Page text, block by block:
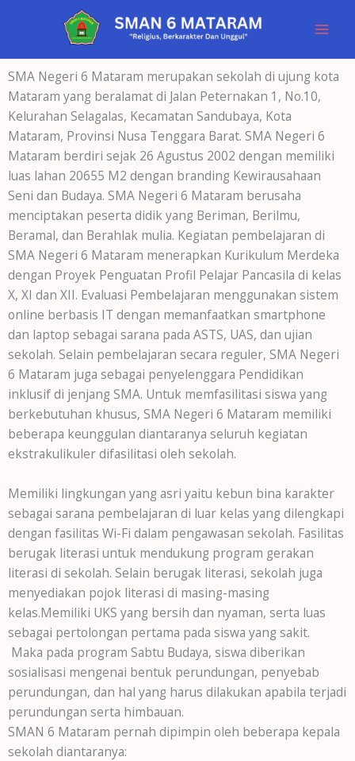
SMA Negeri 6 Mataram merupakan sekolah di ujung kota
Mataram yang beralamat di Jalan Peternakan 1, No.10,
Kelurahan Selagalas, Kecamatan Sandubaya, Kota
Mataram, Provinsi Nusa Tenggara Barat. SMA Negeri 6
Mataram berdiri sejak 26 Agustus 2002 dengan memiliki
luas lahan 20655 M2 dengan branding Kewirausahaan
Seni dan Budaya. SMA Negeri 6 Mataram berusaha
menciptakan peserta didik yang Beriman, Berilmu,
Beramal, dan Berahlak mulia. Kegiatan pembelajaran di
SMA Negeri 6 Mataram menerapkan Kurikulum Merdeka
dengan Proyek Penguatan Profil Pelajar Pancasila di kelas
X, XI dan XII. Evaluasi Pembelajaran menggunakan sistem
online berbasis IT dengan memanfaatkan smartphone
dan laptop sebagai sarana pada ASTS, UAS, dan ujian
sekolah. Selain pembelajaran secara reguler, SMA Negeri
6 Mataram juga sebagai penyelenggara Pendidikan
inklusif di jenjang SMA. Untuk memfasilitasi siswa yang
berkebutuhan khusus, SMA Negeri 6 Mataram memiliki
beberapa keunggulan diantaranya seluruh kegiatan
ekstrakulikuler difasilitasi oleh sekolah.
Memiliki lingkungan yang asri yaitu kebun bina karakter
sebagai sarana pembelajaran di luar kelas yang dilengkapi
dengan fasilitas Wi-Fi dalam pengawasan sekolah. Fasilitas
berugak literasi untuk mendukung program gerakan
literasi di sekolah. Selain berugak literasi, sekolah juga
menyediakan pojok literasi di masing-masing
kelas.Memiliki UKS yang bersih dan nyaman, serta luas
sebagai pertolongan pertama pada siswa yang sakit.
Maka pada program Sabtu Budaya, siswa diberikan
sosialisasi mengenai bentuk perundungan, penyebab
perundungan, dan hal yang harus dilakukan apabila terjadi
perundungan serta himbauan.
SMAN 6 Mataram pernah dipimpin oleh beberapa kepala
sekolah diantaranya: